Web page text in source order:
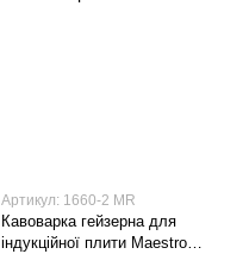
Артикул: 1660-2 MR
Кавоварка гейзерна для
індукційної плити Maestro